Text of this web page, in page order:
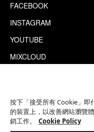
FACEBOOK
INSTAGRAM
YOUTUBE
MIXCLOUD
This site is protected by
按下「接受所有 Cookie」即
的裝置上，以改善網站瀏覽
銷工作。
Cookie Policy